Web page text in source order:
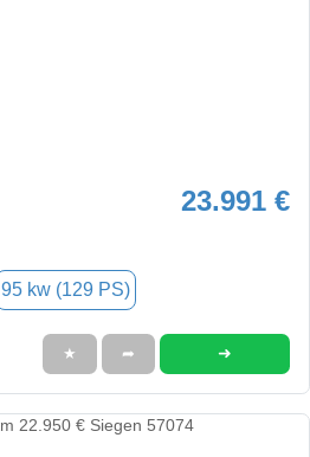
23.991 €
95 kw (129 PS)
★ ➦ ➜